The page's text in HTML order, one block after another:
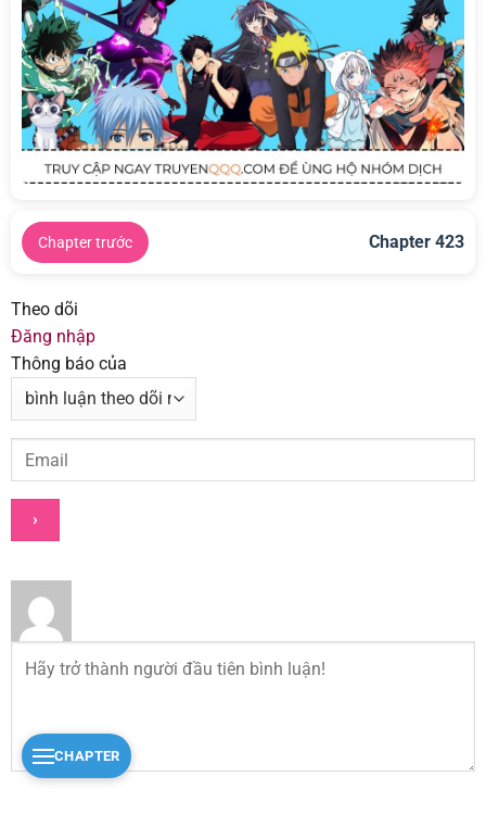
CHAPTER
Chapter trước Chapter 423
Theo dõi
Đăng nhập
Thông báo của